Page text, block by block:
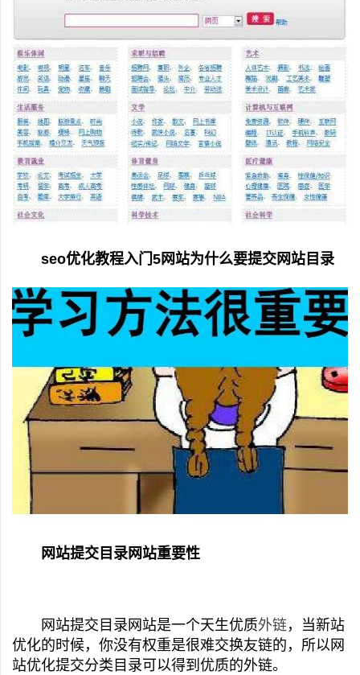
seo优化教程入门5网站为什么要提交网站目录
网站提交 目录网站重要性
网站提交目录网站是一个天生优质外链，当新站
优化的时候，你没有权重是很难交换友链的，所以网
站优化提交分类目录可以得到优质的外链。